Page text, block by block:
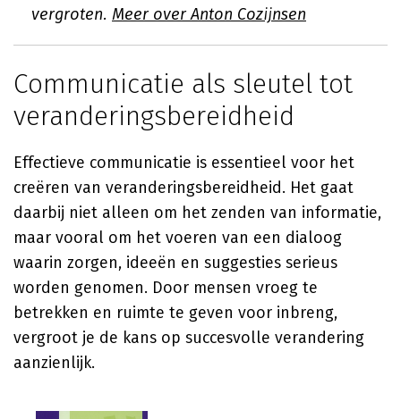
vergroten. Meer over Anton Cozijnsen
Communicatie als sleutel tot
veranderingsbereidheid
Effectieve communicatie is essentieel voor het
creëren van veranderingsbereidheid. Het gaat
daarbij niet alleen om het zenden van informatie,
maar vooral om het voeren van een dialoog
waarin zorgen, ideeën en suggesties serieus
worden genomen. Door mensen vroeg te
betrekken en ruimte te geven voor inbreng,
vergroot je de kans op succesvolle verandering
aanzienlijk.